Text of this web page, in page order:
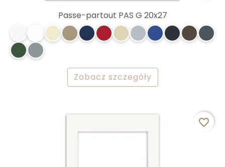
Passe-partout PAS G 20x27
Zobacz szczegóły
favorite_border